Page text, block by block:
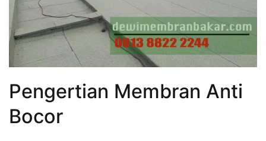
Pengertian Membran Anti
Bocor